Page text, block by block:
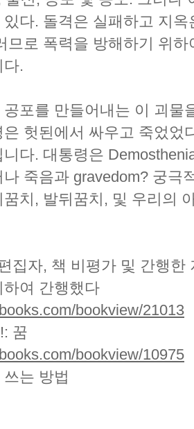
다. 돌격은 실패하고 지
므로 폭력을 방해하기 위
.
포를 만들어내는 이 괴물
헛된에서 싸우고 죽었었
다. 대통령은
죽음과 gravedom? 궁극
치, 발뒤꿈치, 및 우리의
집자, 책 비평가 및 간행한
여 간행했다
bookview/21013
꿈
bookview/10975
는 방법